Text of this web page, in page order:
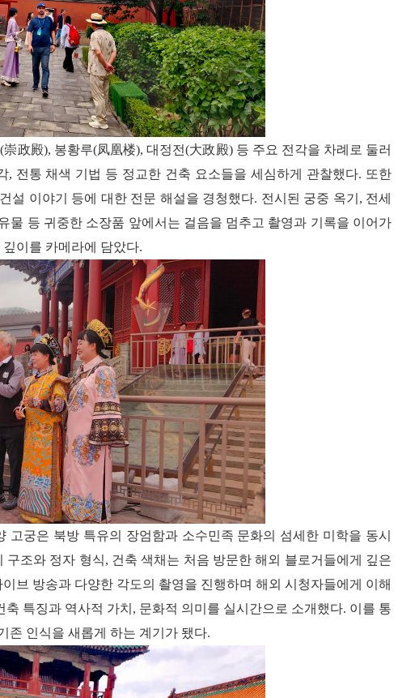
崇政殿), 봉황루(凤凰楼),대정전(大政殿) 등 주요 전각을 차례로 둘러
, 전통 채색 기법 등 정교한 건축 요소들을 세심하게 관찰했다. 또한
설 이야기 등에 대한 전문 해설을 경청했다. 전시된 궁중 옥기, 전세
물 등 귀중한 소장품 앞에서는 걸음을 멈추고 촬영과 기록을 이어가
이를 카메라에 담았다.
고궁은 북방 특유의 장엄함과 소수민족 문화의 섬세한 미학을 동시
조와 정자 형식, 건축 색채는 처음 방문한 해외 블로거들에게 깊은
브 방송과 다양한 각도의 촬영을 진행하며 해외 시청자들에게 이해
특징과 역사적 가치, 문화적 의미를 실시간으로 소개했다. 이를 통
존 인식을 새롭게 하는 계기가 됐다.